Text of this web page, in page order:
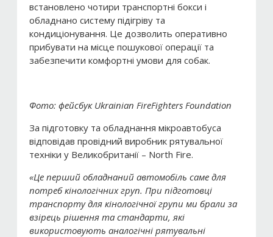
встановлено чотири транспортні бокси і
обладнано систему підігріву та
кондиціонування. Це дозволить оперативно
прибувати на місце пошукової операції та
забезпечити комфортні умови для собак.
Фото: фейсбук Ukrainian FireFighters Foundation
За підготовку та обладнання мікроавтобуса
відповідав провідний виробник рятувальної
техніки у Великобританії – North Fire.
«Це перший обладнаний автомобіль саме для
потреб кінологічних груп. При підготовці
транспорту для кінологічної групи ми брали за
взірець рішення та стандарти, які
використовують аналогічні рятувальні